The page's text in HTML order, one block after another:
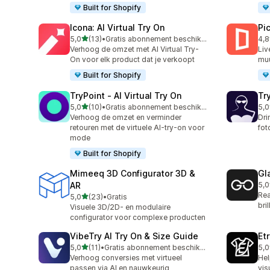
Built for Shopify
Icona: AI Virtual Try On
5,0van 5 sterren
(13)
13 recensies in totaal
•
Gratis abonnement beschikbaar
Verhoog de omzet met AI Virtual Try-
On voor elk product dat je verkoopt
Built for Shopify
4,8
46
TryPoint ‑ AI Virtual Try On
5,0van 5 sterren
(10)
10 recensies in totaal
•
Gratis abonnement beschikbaar
Verhoog de omzet en verminder
retouren met de virtuele AI-try-on voor
mode
Built for Shopify
5,0
5
Mimeeq 3D Configurator 3D &
AR
5,0van 5 sterren
(23)
23 recensies in totaal
•Gratis
Visuele 3D/2D- en modulaire
configurator voor complexe producten
5,0
4
VibeTry AI Try On & Size Guide
5,0van 5 sterren
(11)
11 recensies in totaal
•
Gratis abonnement beschikbaar
Verhoog conversies met virtueel
passen via AI en nauwkeurig
5,0
3